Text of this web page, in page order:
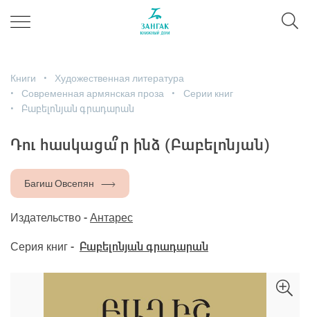
Книги
Художественная литература
Современная армянская проза
Серии книг
Բաբելոնյան գրադարան
Դու հասկացա՞ր ինձ (Բաբելոնյան)
Багиш Овсепян
Издательство - Антарес
Серия книг - Բաբելոնյան գրադարան